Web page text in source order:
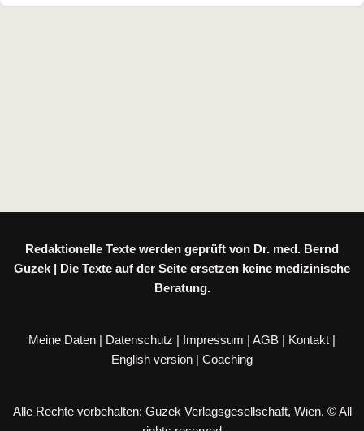
Redaktionelle Texte werden geprüft von Dr. med. Bernd
Guzek | Die Texte auf der Seite ersetzen keine medizinische
Beratung.
Meine Daten | Datenschutz | Impressum | AGB | Kontakt |
English version | Coaching
Alle Rechte vorbehalten: Guzek Verlagsgesellschaft, Wien. © All